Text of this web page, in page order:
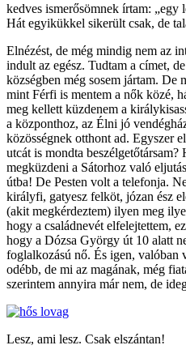
kedves ismerősömnek írtam: „egy
Hát egyikükkel sikerült csak, de
Elnézést, de még mindig nem az
indult az egész. Tudtam a címet,
községben még sosem jártam.
mint Férfi is mentem a nők közé,
meg kellett küzdenem a
a központhoz, az Élni jó
közösségnek otthont ad. Egyszer
utcát is mondta
megküzdeni a Sátorhoz való
útba! De Pesten volt a telefonja.
királyfi, gatyesz felköt, józan ész
(akit megkérdeztem) ilyen meg
hogy a családnevét elfelejtettem,
hogy a Dózsa György út 10 alatt
foglalkozású nő. És igen, valóban
odébb, de mi az magának, még
szerintem annyira már nem, de
Lesz, ami lesz. Csak elszántan!